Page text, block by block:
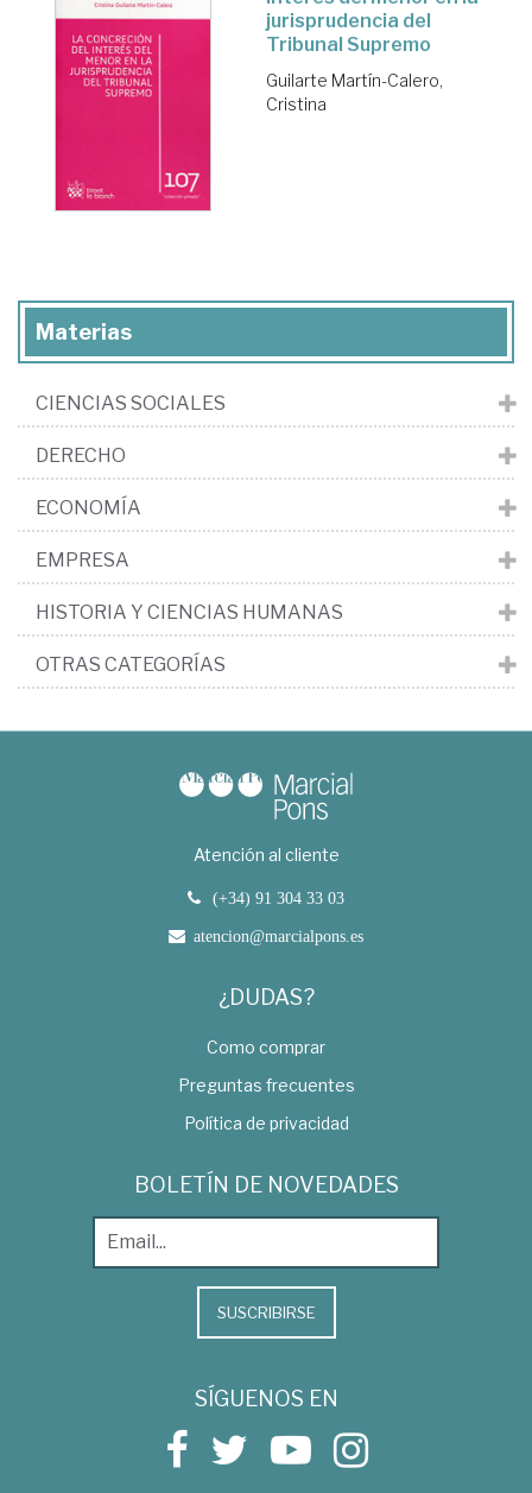
jurisprudencia del
Tribunal Supremo
Guilarte Martín-Calero,
Cristina
Materias
CIENCIAS SOCIALES
DERECHO
ECONOMÍA
EMPRESA
HISTORIA Y CIENCIAS HUMANAS
OTRAS CATEGORÍAS
Atención al cliente
(+34) 91 304 33 03
atencion@marcialpons.es
¿DUDAS?
Como comprar
Preguntas frecuentes
Política de privacidad
BOLETÍN DE NOVEDADES
SUSCRIBIRSE
SÍGUENOS EN